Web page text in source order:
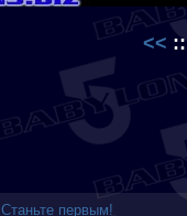
<< ::
Станьте первым!